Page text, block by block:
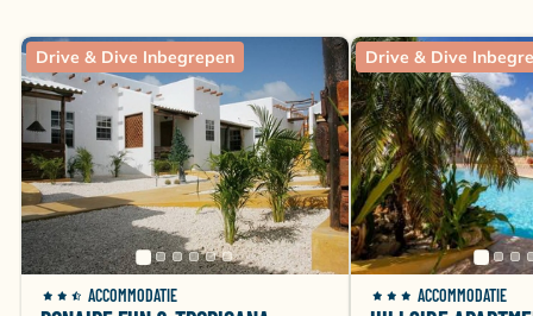
Drive & Dive Inbegrepen
ACCOMMODATIE
Drive & Dive
ACCOMMODATIE